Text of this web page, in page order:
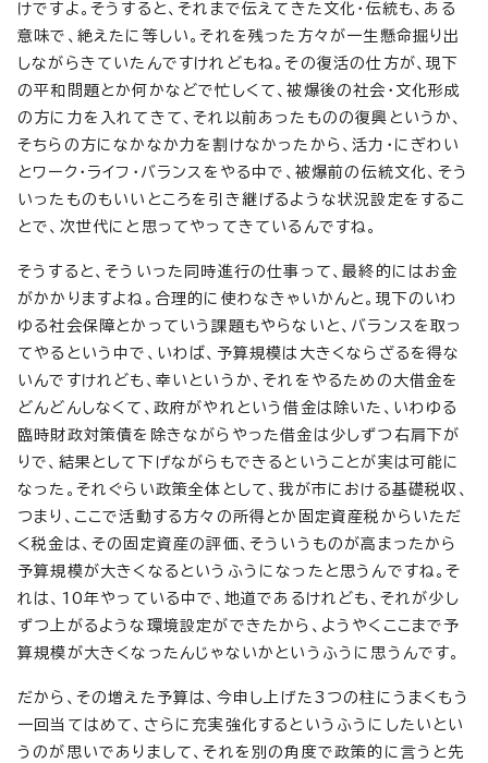
けですよ。そうすると、それまで伝えてきた文化・伝統も、ある
意味で、絶えたに等しい。それを残った方々が一生懸命掘り出
しながらきていたんですけれどもね。その復活の仕方が、現下
の平和問題とか何かなどで忙しくて、被爆後の社会・文化形成
の方に力を入れてきて、それ以前あったものの復興というか、
そちらの方になかなか力を割けなかったから、活力・にぎわい
とワーク・ライフ・バランスをやる中で、被爆前の伝統文化、そう
いったものもいいところを引き継げるような状況設定をするこ
とで、次世代にと思ってやってきているんですね。
そうすると、そういった同時進行の仕事って、最終的にはお金
がかかりますよね。合理的に使わなきゃいかんと。現下のいわ
ゆる社会保障とかっていう課題もやらないと、バランスを取っ
てやるという中で、いわば、予算規模は大きくならざるを得な
いんですけれども、幸いというか、それをやるための大借金を
どんどんしなくて、政府がやれという借金は除いた、いわゆる
臨時財政対策債を除きながらやった借金は少しずつ右肩下が
りで、結果として下げながらもできるということが実は可能に
なった。それぐらい政策全体として、我が市における基礎税収、
つまり、ここで活動する方々の所得とか固定資産税からいただ
く税金は、その固定資産の評価、そういうものが高まったから
予算規模が大きくなるというふうになったと思うんですね。そ
れは、10年やっている中で、地道であるけれども、それが少し
ずつ上がるような環境設定ができたから、ようやくここまで予
算規模が大きくなったんじゃないかというふうに思うんです。
だから、その増えた予算は、今申し上げた3つの柱にうまくもう
一回当てはめて、さらに充実強化するというふうにしたいとい
うのが思いでありまして、それを別の角度で政策的に言うと先